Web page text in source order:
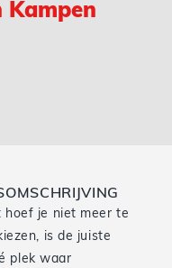
hoef je niet meer te
is de juiste
plek waar